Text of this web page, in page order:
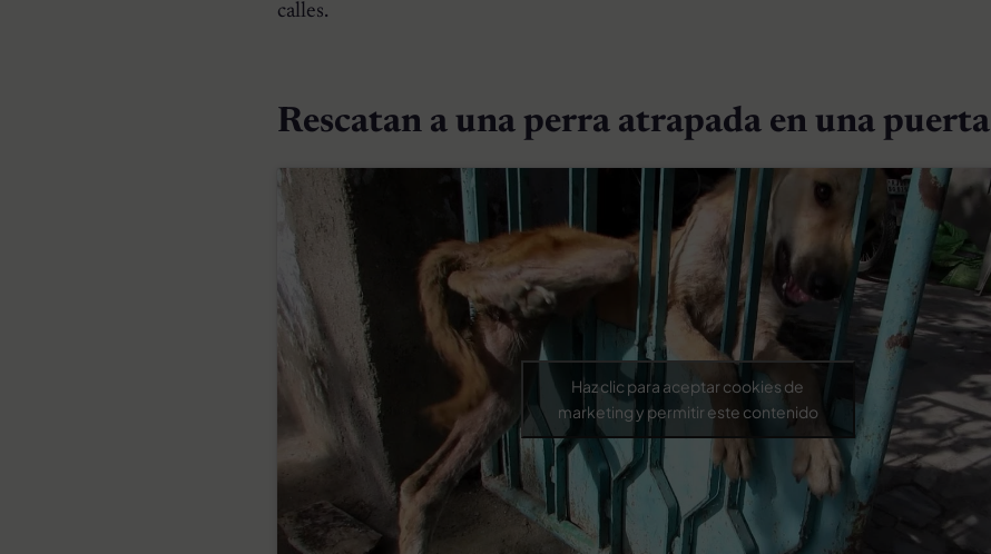
calles.
Rescatan a una perra atrapada en una puerta
Haz clic para aceptar cookies de
marketing y permitir este contenido